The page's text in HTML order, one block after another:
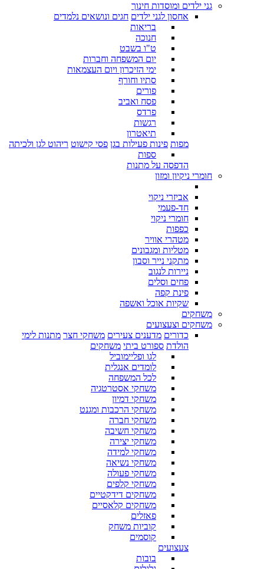
גני ילדים ומוסדות חינוך
אחסון לגני ילדים חגים ונושאים נלמדים
בריאות
חנוכה
ט"ו בשבט
יום המשפחה וחברות
ימי הזיכרון ויום העצמאות
סתיו וחורף
פורים
פסח ואביב
פרדס
רגשות
תיאטרון
מפות פינות פעילות בגן פסי קישוט ריהוט לגן ולכיתה
ספות
הדפסה על מתנות
חומרי ניקיון ומזון
אביזרי ניקוי
חד-פעמי
חומרי ניקוי
כפפות
מטהרי אוויר
מטליות ומגבונים
מתקני נייר וסבון
ניירות לנגוב
פחים וסלים
פינת קפה
שקיות אוכל ואשפה
משחקים
משחקים וצעצועים
כדורים מדענים צעירים משחקי חצר מתנות לימי
הולדת ספורט ביתי משחקים
לגו ופליימוביל
לומדים אנגלית
לכל המשפחה
משחקי אסטרטגיה
משחקי דמיון
משחקי הרכבות ומגנט
משחקי חברה
משחקי חשיבה
משחקי יצירה
משחקי למידה
משחקי נשיאה
משחקי פעולה
משחקי קלפים
משחקים דידקטיים
משחקים קלאסיים
פאזלים
קוביות משחק
קוסמים
צעצועים
בובות